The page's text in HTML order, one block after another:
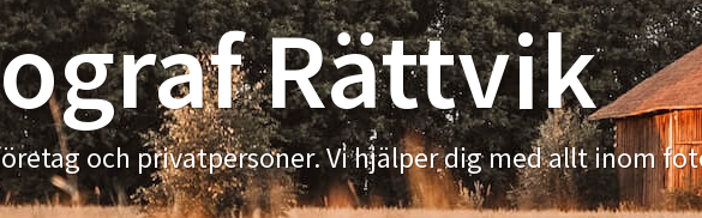
Rättvik
och privatpersoner. Vi hjälper dig med allt inom